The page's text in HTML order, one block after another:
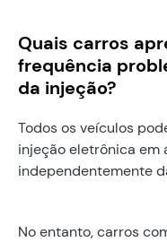
Quais carros
frequência
da injeção?
Todos os veículos
injeção eletrônica em
independentemente
No entanto, carros